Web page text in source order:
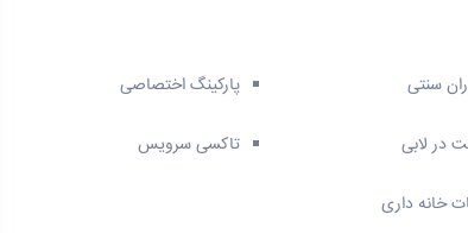
سنتی پارکینگ اختصاصی
در لابی تاکسی سرویس
خانه داری